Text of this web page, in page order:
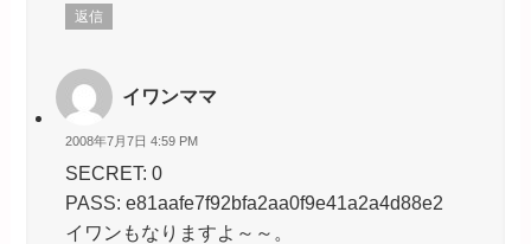
返信
イワンママ
2008年7月7日 4:59 PM
SECRET: 0
PASS: e81aafe7f92bfa2aa0f9e41a2a4d88e2
イワンもなりますよ～～。